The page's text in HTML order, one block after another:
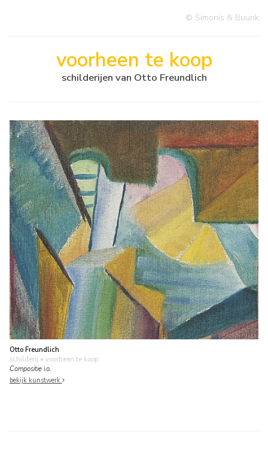
© Simonis & Buunk
voorheen te koop
schilderijen van Otto Freundlich
Otto Freundlich
schilderij • voorheen te koop
Compositie i.o.
bekijk kunstwerk